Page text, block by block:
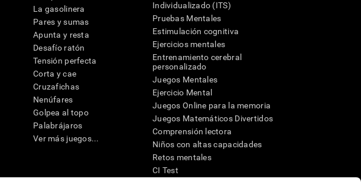
La gasolinera
Pares y sumas
Apunta y resta
Desafío ratón
Tensión perfecta
Corta y cae
Cruzafichas
Nenúfares
Golpea al topo
Palabrájaros
Ver más juegos...
Individualizado (ITS)
Pruebas Mentales
Estimulación cognitiva
Ejercicios mentales
Entrenamiento cerebral
personalizado
Juegos Mentales
Ejercicio Mental
Juegos Online para la memoria
Juegos Matemáticos Divertidos
Comprensión lectora
Niños con altas capacidades
Retos mentales
CI Test